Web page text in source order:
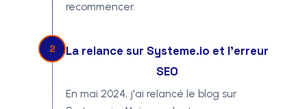
recommencer.
2
La relance sur Systeme.io et l'erreur
SEO
En mai 2024, j'ai relancé le blog sur